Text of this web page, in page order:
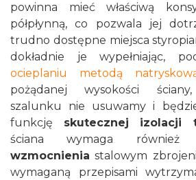
powinna mieć właściwą
półpłynną, co pozwala jej
trudno dostępne miejsca
dokładnie je wypełniając,
ocieplaniu metodą
pożądanej wysokości
szalunku nie usuwamy i
funkcję skutecznej izolacji
ściana wymaga również
wzmocnienia stalowym
wymaganą przepisami